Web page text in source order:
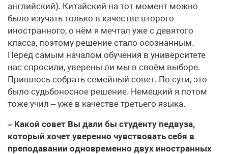
английский). Китайский на тот момент можно
было изучать только в качестве второго
иностранного, о нём я мечтал уже с девятого
класса, поэтому решение стало осознанным.
Перед самым началом обучения в университете
нас спросили, уверены ли мы в своём выборе.
Пришлось собрать семейный совет. По сути, это
было судьбоносное решение. Немецкий я потом
тоже учил – уже в качестве третьего языка.
– Какой совет Вы дали бы студенту педвуза,
который хочет уверенно чувствовать себя в
преподавании одновременно двух иностранных